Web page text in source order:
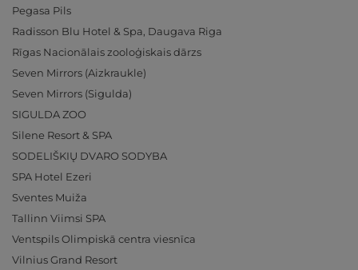
Pegasa Pils
Radisson Blu Hotel & Spa, Daugava Riga
Rīgas Nacionālais zooloģiskais dārzs
Seven Mirrors (Aizkraukle)
Seven Mirrors (Sigulda)
SIGULDA ZOO
Silene Resort & SPA
SODELIŠKIŲ DVARO SODYBA
SPA Hotel Ezeri
Sventes Muiža
Tallinn Viimsi SPA
Ventspils Olimpiskā centra viesnīca
Vilnius Grand Resort